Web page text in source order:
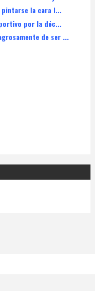
pintarse la cara l...
por la déc...
de ser ...